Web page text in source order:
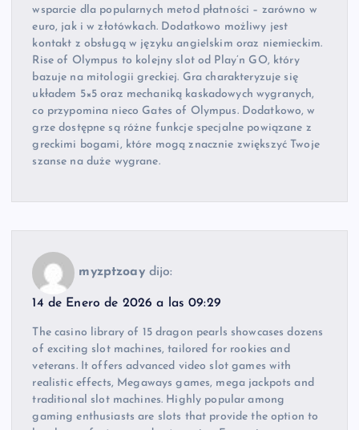
wsparcie dla popularnych metod płatności – zarówno w
euro, jak i w złotówkach. Dodatkowo możliwy jest
kontakt z obsługą w języku angielskim oraz niemieckim.
Rise of Olympus to kolejny slot od Play’n GO, który
bazuje na mitologii greckiej. Gra charakteryzuje się
układem 5×5 oraz mechaniką kaskadowych wygranych,
co przypomina nieco Gates of Olympus. Dodatkowo, w
grze dostępne są różne funkcje specjalne powiązane z
greckimi bogami, które mogą znacznie zwiększyć Twoje
szanse na duże wygrane.
myzptzoay dijo:
14 de Enero de 2026 a las 09:29
The casino library of 15 dragon pearls showcases dozens
of exciting slot machines, tailored for rookies and
veterans. It offers advanced video slot games with
realistic effects, Megaways games, mega jackpots and
traditional slot machines. Highly popular among
gaming enthusiasts are slots that provide the option to